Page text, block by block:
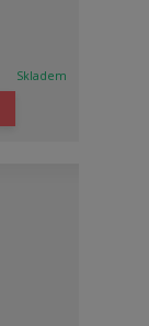
Skladem